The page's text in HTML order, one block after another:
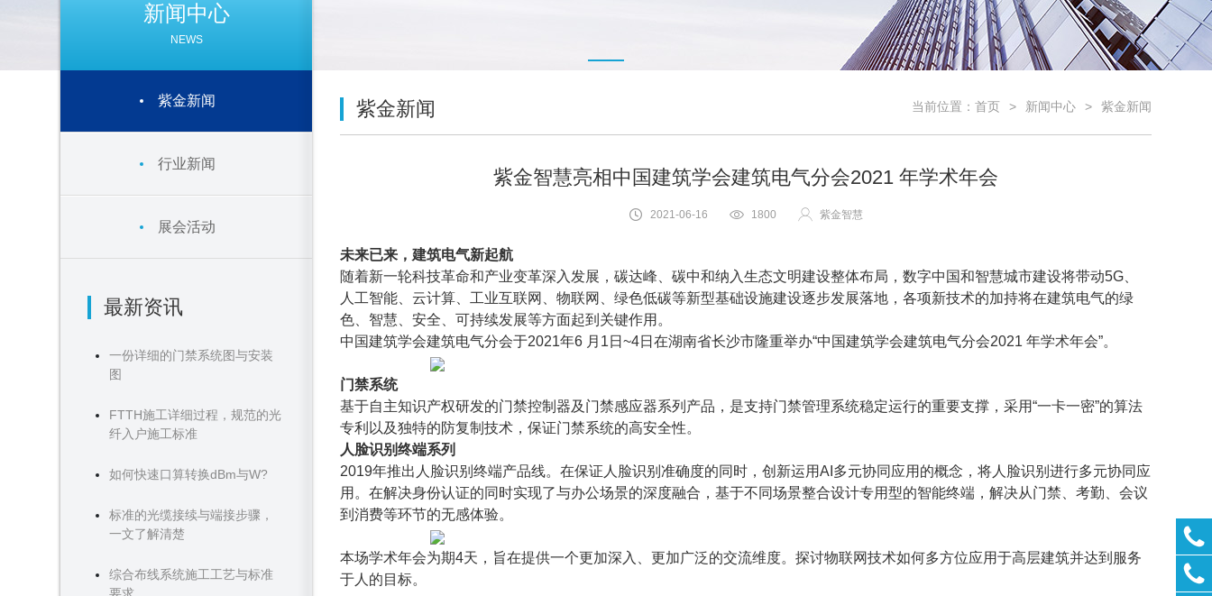
新闻中心
NEWS
紫金新闻
行业新闻
展会活动
最新资讯
一份详细的门禁系统图与安装
图
FTTH施工详细过程，规范的光
纤入户施工标准
如何快速口算转换dBm与W?
标准的光缆接续与端接步骤，
一文了解清楚
综合布线系统施工工艺与标准
紫金新闻 当前位置： 首页 新闻中心 紫金新闻
紫金智慧亮相中国建筑学会建筑电气分会2021 年学术年会
2021-06-16 1800 紫金智慧
未来已来，建筑电气新起航
随着新一轮科技革命和产业变革深入发展，碳达峰、碳中和纳入生态文明建设整体布局，数字中国和智慧城市建设将带动5G、
人工智能、云计算、工业互联网、物联网、绿色低碳等新型基础设施建设逐步发展落地，各项新技术的加持将在建筑电气的绿
色、智慧、安全、可持续发展等方面起到关键作用。
中国建筑学会建筑电气分会于2021年6 月1日~4日在湖南省长沙市隆重举办“中国建筑学会建筑电气分会2021 年学术年会”。
门禁系统
基于自主知识产权研发的门禁控制器及门禁感应器系列产品，是支持门禁管理系统稳定运行的重要支撑，采用“一卡一密”的算法
专利以及独特的防复制技术，保证门禁系统的高安全性。
人脸识别终端系列
2019年推出人脸识别终端产品线。在保证人脸识别准确度的同时，创新运用AI多元协同应用的概念，将人脸识别进行多元协同应
用。在解决身份认证的同时实现了与办公场景的深度融合，基于不同场景整合设计专用型的智能终端，解决从门禁、考勤、会议
到消费等环节的无感体验。
本场学术年会为期4天，旨在提供一个更加深入、更加广泛的交流维度。探讨物联网技术如何多方位应用于高层建筑并达到服务
于人的目标。